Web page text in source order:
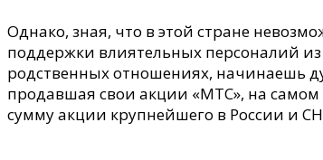
Однако, зная, что в этой стране
поддержки влиятельных персоналий
родственных отношениях, начинаешь
продавшая свои акции «МТС», на
сумму акции крупнейшего в России и